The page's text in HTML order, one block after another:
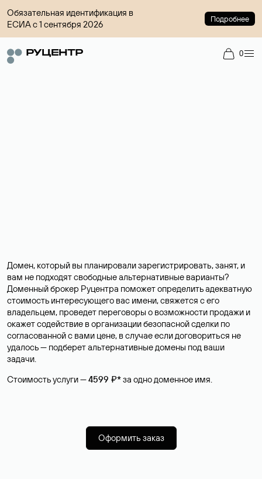
Обязательная идентификация в
ЕСИА с 1 сентября 2026
Подробнее
0
Домен, который вы планировали зарегистрировать, занят, и
вам не подходят свободные альтернативные варианты?
Доменный брокер Руцентра поможет определить адекватную
стоимость интересующего вас имени, свяжется с его
владельцем, проведет переговоры о возможности продажи и
окажет содействие в организации безопасной сделки по
согласованной с вами цене, в случае если договориться не
удалось — подберет альтернативные домены под ваши
задачи.
Стоимость услуги —4599 ₽*за одно доменное имя.
Оформить заказ